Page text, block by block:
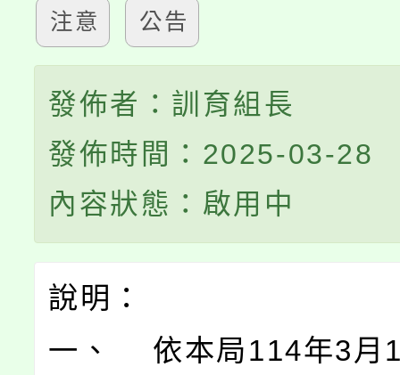
注意 公告
發佈者：訓育組長
發佈時間：2025-03-28
內容狀態：啟用中
說明：
一、 依本局114年3月